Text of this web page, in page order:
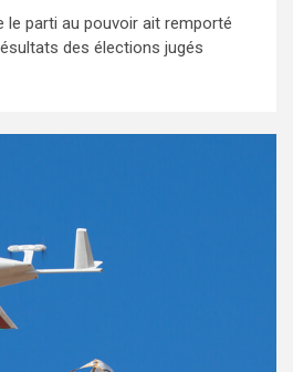
le parti au pouvoir ait remporté
des élections jugés